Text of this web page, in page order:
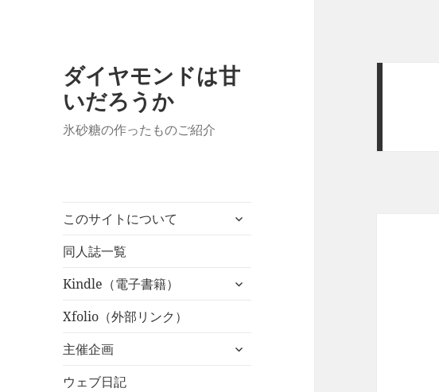
ダイヤモンドは甘
いだろうか
氷砂糖の作ったものご紹介
このサイトについて
サ
ュ
同人誌一覧
Kindle（電子書籍）
サ
ュ
Xfolio（外部リンク）
主催企画
サ
ウェブ日記